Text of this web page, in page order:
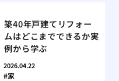
築40年戸建てリフォー
ムはどこまでできるか実
例から学ぶ
2026.04.22
家